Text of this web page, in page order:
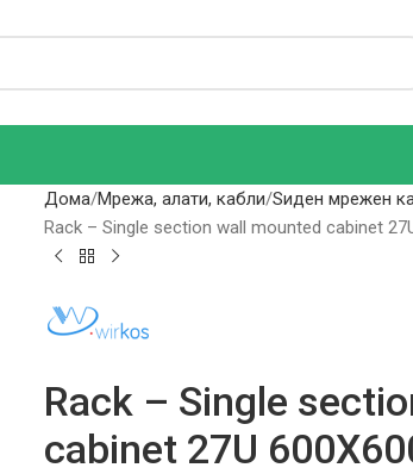
Дома Мрежа, алати, кабли Ѕиден мрежен
Rack – Single section wall mounted cabinet
Rack – Single
cabinet 27U